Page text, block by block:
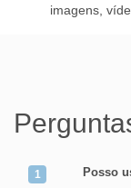
imagens,
Posso